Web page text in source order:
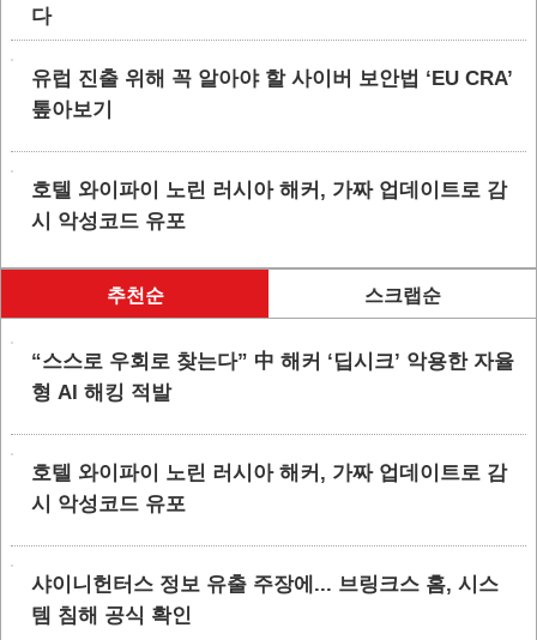
다
유럽 진출 위해 꼭 알아야 할 사이버 보안법 ‘EU CRA’
톺아보기
호텔 와이파이 노린 러시아 해커, 가짜 업데이트로 감
시 악성코드 유포
추천순 스크랩순
“스스로 우회로 찾는다” 中 해커 ‘딥시크’ 악용한 자율
형 AI 해킹 적발
호텔 와이파이 노린 러시아 해커, 가짜 업데이트로 감
시 악성코드 유포
샤이니헌터스 정보 유출 주장에... 브링크스 홈, 시스
템 침해 공식 확인